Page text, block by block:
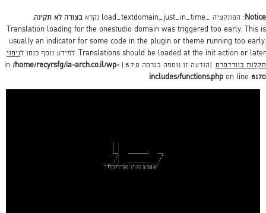
Notice : הפונקציה _load_textdomain_just_in_time נקרא בצורה לא תקינה.
Translation loading for the onestudio domain was triggered too early. This is
usually an indicator for some code in the plugin or theme running too early.
Translations should be loaded at the init action or later. למידע נוסף כנסו ל
ניפוי
תקלות בוורדפרס. (הודעה זו נוספה בגרסה 6.7.0.) in
/home/recyrsfg/ia-arch.co.il/wp-
includes/functions.php on line 6170